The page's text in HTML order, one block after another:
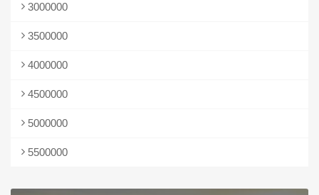
3000000
3500000
4000000
4500000
5000000
5500000